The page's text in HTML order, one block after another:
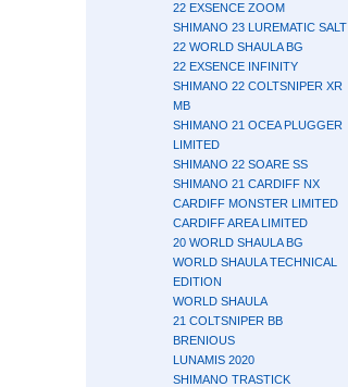
22 EXSENCE ZOOM
SHIMANO 23 LUREMATIC SALT
22 WORLD SHAULA BG
22 EXSENCE INFINITY
SHIMANO 22 COLTSNIPER XR
MB
SHIMANO 21 OCEA PLUGGER
LIMITED
SHIMANO 22 SOARE SS
SHIMANO 21 CARDIFF NX
CARDIFF MONSTER LIMITED
CARDIFF AREA LIMITED
20 WORLD SHAULA BG
WORLD SHAULA TECHNICAL
EDITION
WORLD SHAULA
21 COLTSNIPER BB
BRENIOUS
LUNAMIS 2020
SHIMANO TRASTICK